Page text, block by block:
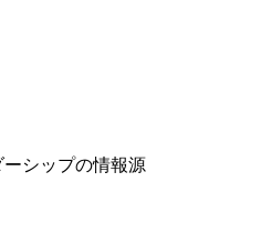
シップの情報源